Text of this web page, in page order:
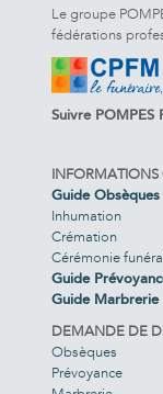
Le groupe
fédérations
Suivre POMPES
INFORMATIONS
Guide Obsèques
Inhumation
Crémation
Cérémonie
Guide
Guide Marbrerie
DEMANDE DE
Obsèques
Prévoyance